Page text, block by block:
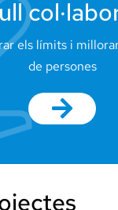
els límits i
de persones